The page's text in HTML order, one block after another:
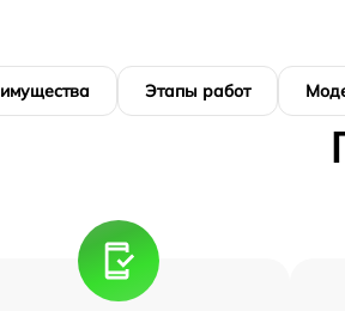
Этапы работ